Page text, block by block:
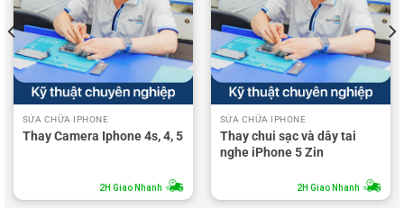
SỬA CHỮA IPHONE
Thay Camera Iphone 4s, 4, 5
2H Giao Nhanh
SỬA CHỮA IPHONE
Thay chui sạc và dây tai
nghe iPhone 5 Zin
2H Giao Nhanh